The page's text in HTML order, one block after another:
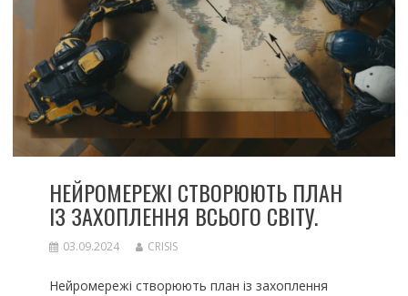
НЕЙРОМЕРЕЖІ СТВОРЮЮТЬ ПЛАН
ІЗ ЗАХОПЛЕННЯ ВСЬОГО СВІТУ.
03.09.2024 CRISIS
Нейромережі створюють план із захоплення